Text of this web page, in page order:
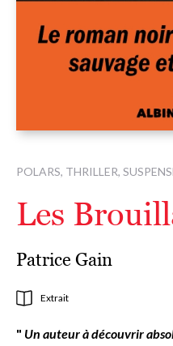
POLARS, THRILLER,
Les
Patrice Gain
Extrait
" Un auteur à découvrir